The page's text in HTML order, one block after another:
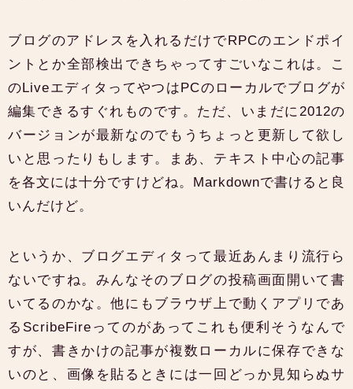
ブログのアドレスを入れるだけでRPCのエンドポイ
ントとか全部検出できちゃってすごいなこれは。こ
のLiveエディタってやつはPCのローカルでブログが
編集できるすぐれものです。ただ、いまだに2012の
バージョンが最新なのでもうちょっと更新して欲し
いと思ったりもします。まあ、テキスト中心の記事
を各文には十分ですけどね。Markdownで書けると良
いんだけど。
というか、ブログエディタって最近あんまり流行ら
ないですね。みんなそのブログの投稿画面開いて書
いてるのかな。他にもブラウザ上で動くアプリであ
るScribeFireってのがあってこれも便利そうなんで
すが、書きかけの記事が複数ローカルに保存できな
いのと、画像を貼るときには一回どっか見知らぬサ